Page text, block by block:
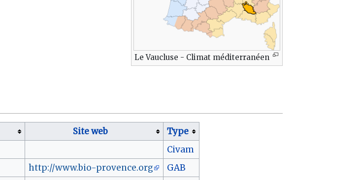
Le Vaucluse - Climat méditerranéen
Site web
Type
Civam
http://www.bio-provence.org
GAB